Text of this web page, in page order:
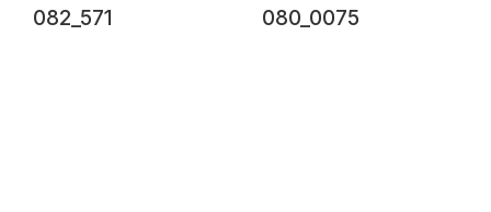
082_571 080_0075